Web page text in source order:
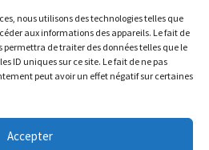
nous utilisons des technologies telles que
aux informations des appareils. Le fait de
permettra de traiter des données telles que le
ID uniques sur ce site. Le fait de ne pas
peut avoir un effet négatif sur certaines
Accepter